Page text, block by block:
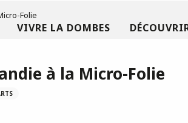
VIVRE LA DOMBES
Folie
à la Micro-Folie